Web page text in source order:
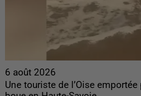
6 août 2026
Une touriste de l’Oise